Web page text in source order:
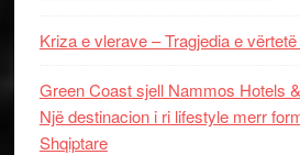
Kriza e vlerave – Tragjedia e
Green Coast sjell Nammos Hotels
Një destinacion i ri lifestyle merr
Shqiptare